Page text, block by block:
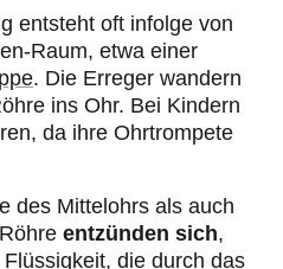
entsteht oft infolge von
Raum, etwa einer
. Die Erreger wandern
ins Ohr. Bei Kindern
da ihre Ohrtrompete
des Mittelohrs als auch
entzünden sich,
die durch das